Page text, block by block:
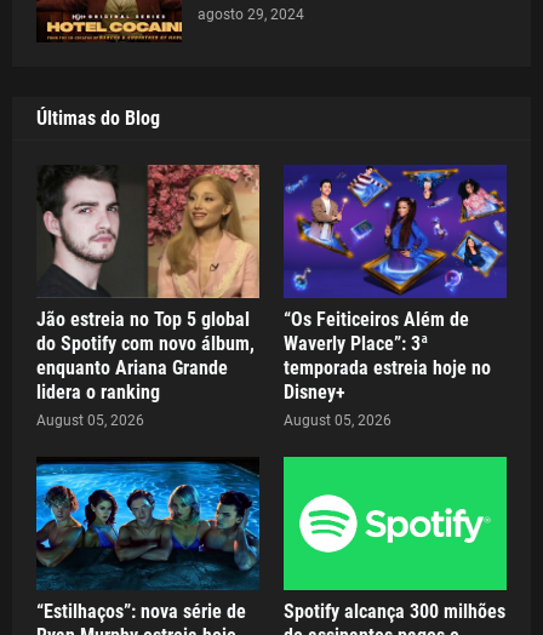
agosto 29, 2024
Últimas do Blog
Jão estreia no Top 5 global
do Spotify com novo álbum,
enquanto Ariana Grande
lidera o ranking
August 05, 2026
“Os Feiticeiros Além de
Waverly Place”: 3ª
temporada estreia hoje no
Disney+
August 05, 2026
“Estilhaços”: nova série de
Spotify alcança 300 milhões